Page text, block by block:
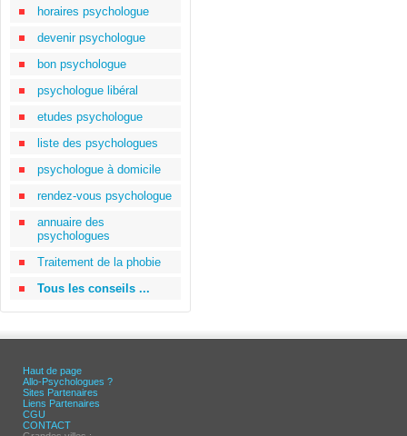
horaires psychologue
devenir psychologue
bon psychologue
psychologue libéral
etudes psychologue
liste des psychologues
psychologue à domicile
rendez-vous psychologue
annuaire des
psychologues
Traitement de la phobie
Tous les conseils ...
Haut de page
Allo-Psychologues ?
Sites Partenaires
Liens Partenaires
CGU
CONTACT